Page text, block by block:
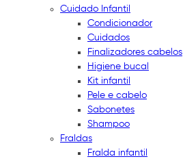
Cuidado Infantil
Condicionador
Cuidados
Finalizadores cabelos
Higiene bucal
Kit infantil
Pele e cabelo
Sabonetes
Shampoo
Fraldas
Fralda infantil